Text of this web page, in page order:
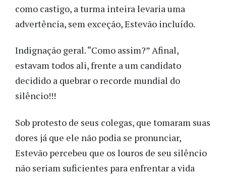
como castigo, a turma inteira levaria uma
advertência, sem exceção, Estevão incluído.
Indignação geral. “Como assim?” Afinal,
estavam todos ali, frente a um candidato
decidido a quebrar o recorde mundial do
silêncio!!!
Sob protesto de seus colegas, que tomaram suas
dores já que ele não podia se pronunciar,
Estevão percebeu que os louros de seu silêncio
não seriam suficientes para enfrentar a vida